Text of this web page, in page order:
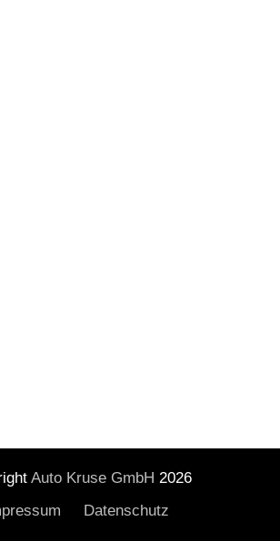
Auto Kruse GmbH 2026
Datenschutz